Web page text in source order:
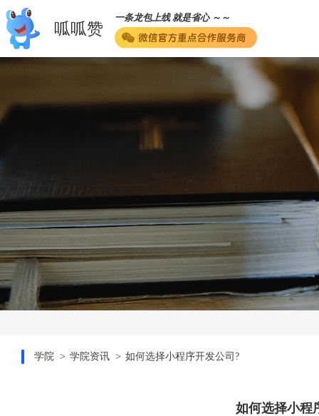
呱呱赞
一条龙包上线 就是省心 ～～
学院 学院资讯 如何选择小程序开发公司?
如何选择小程